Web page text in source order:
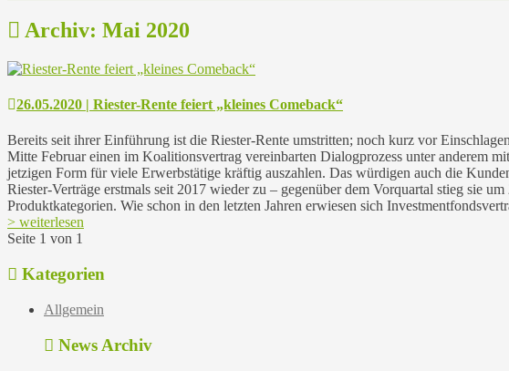
Archiv: Mai 2020
26.05.2020 | Riester-Rente feiert „kleines Comeback“
Bereits seit ihrer Einführung ist die Riester-Rente umstritten; noch kurz vor
Mitte Februar einen im Koalitionsvertrag vereinbarten Dialogprozess unter anderem
jetzigen Form für viele Erwerbstätige kräftig auszahlen. Das würdigen auch die
Riester-Verträge erstmals seit 2017 wieder zu – gegenüber dem Vorquartal stieg sie
Produktkategorien. Wie schon in den letzten Jahren erwiesen sich
> weiterlesen
Seite 1 von 1
Kategorien
Allgemein
News Archiv